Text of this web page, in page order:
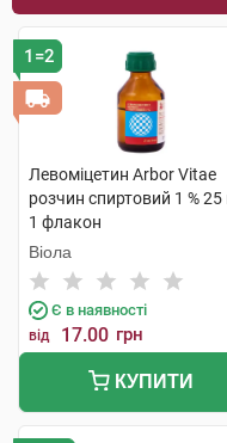
1=2
Левоміцетин Arbor Vitae
розчин спиртовий 1 % 25
1 флакон
Віола
Є в наявності
від 17.00 грн
КУПИТИ